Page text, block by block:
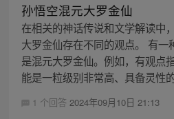
孙悟空混元大罗金仙
在相关的神话传说和文学解读中
大罗金仙存在不同的观点。 有一
是混元大罗金仙。例如，有观点
能是一粒级别非常高、具备灵性
1 个回答 2024年09月10日 21:13